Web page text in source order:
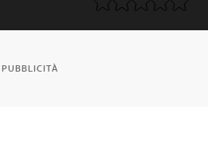
PUBBLICITÀ